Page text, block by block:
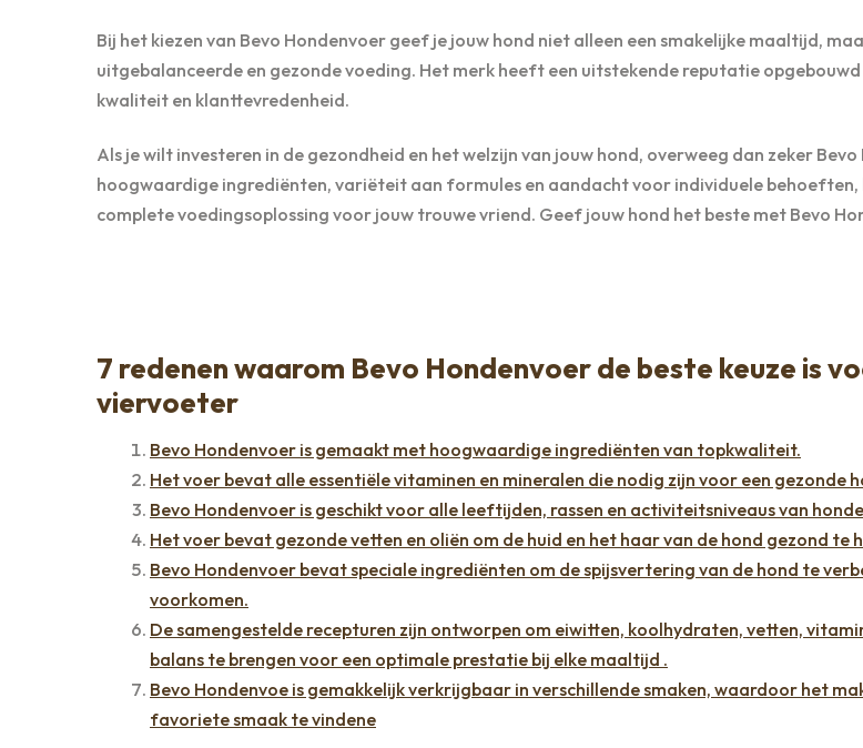
Bij het kiezen van Bevo Hondenvoer geef je jouw hond niet alleen een smakelijke maaltijd,
uitgebalanceerde en gezonde voeding. Het merk heeft een uitstekende reputatie
kwaliteit en klanttevredenheid.
Als je wilt investeren in de gezondheid en het welzijn van jouw hond, overweeg dan zeker
hoogwaardige ingrediënten, variëteit aan formules en aandacht voor individuele behoeften,
complete voedingsoplossing voor jouw trouwe vriend. Geef jouw hond het beste met Bevo
7 redenen waarom Bevo Hondenvoer de beste keuze is
viervoeter
Bevo Hondenvoer is gemaakt met hoogwaardige ingrediënten van topkwaliteit.
Het voer bevat alle essentiële vitaminen en mineralen die nodig zijn voor een gezonde
Bevo Hondenvoer is geschikt voor alle leeftijden, rassen en activiteitsniveaus van
Het voer bevat gezonde vetten en oliën om de huid en het haar van de hond gezond te
Bevo Hondenvoer bevat speciale ingrediënten om de spijsvertering van de hond te
voorkomen.
De samengestelde recepturen zijn ontworpen om eiwitten, koolhydraten, vetten,
balans te brengen voor een optimale prestatie bij elke maaltijd .
Bevo Hondenvoe is gemakkelijk verkrijgbaar in verschillende smaken, waardoor het
favoriete smaak te vindene